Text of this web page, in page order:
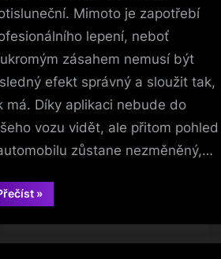
Mimoto je zapotřebí
lepení, neboť
zásahem nemusí být
efekt správný a sloužit tak,
má. Díky aplikaci nebude do
vozu vidět, ale přitom pohled
zůstane nezměněný,…
“Nenechte
zloděje
vaše
»